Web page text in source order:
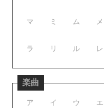
マ ミ ム メ
ラ リ ル レ
楽曲
ア イ ウ エ